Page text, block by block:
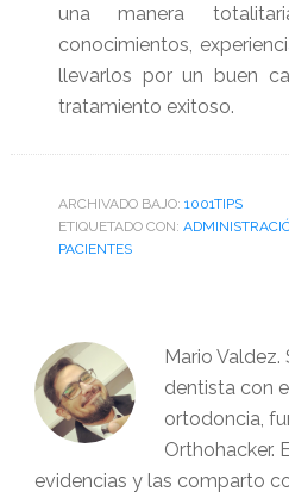
una manera
conocimientos,
llevarlos por un buen
tratamiento exitoso.
ARCHIVADO BAJO: 1001TIPS
ETIQUETADO CON:
PACIENTES
Mario
dentista con
ortodoncia,
Orthohacker.
evidencias y las comparto